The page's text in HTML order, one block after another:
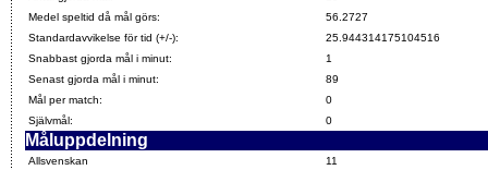
Medel speltid då mål görs:
56.2727
Standardavvikelse för tid (+/-):
25.944314175104516
Snabbast gjorda mål i minut:
1
Senast gjorda mål i minut:
89
Mål per match:
0
Självmål:
0
Måluppdelning
Allsvenskan
11